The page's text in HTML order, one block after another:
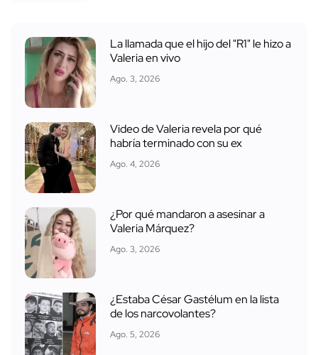
La llamada que el hijo del "R1" le hizo a
Valeria en vivo
Ago. 3, 2026
Video de Valeria revela por qué
habría terminado con su ex
Ago. 4, 2026
¿Por qué mandaron a asesinar a
Valeria Márquez?
Ago. 3, 2026
¿Estaba César Gastélum en la lista
de los narcovolantes?
Ago. 5, 2026